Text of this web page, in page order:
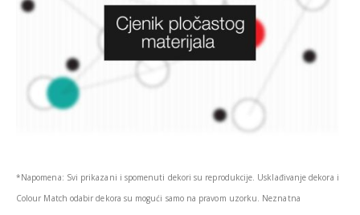
*Napomena: Svi prikazani i spomenuti dekori su reprodukcije. Usklađivanje dekora i
Colour Match odabir dekora su mogući samo na pravom uzorku. Neznatna